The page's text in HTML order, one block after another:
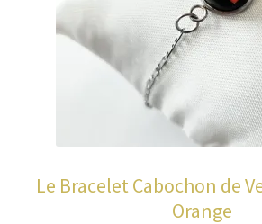
Le Bracelet Cabochon de
Orange